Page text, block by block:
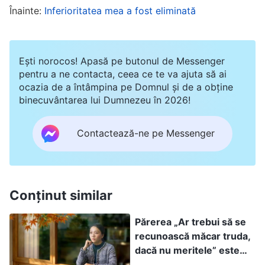
lui Dumnezeu. În acel moment, eram și
arestată de poliție și eram emoționată pentru că
nu mă mai confruntasem cu o asemenea situație
până atunci și nu știam dacă mă voi descurca
grăbit să citesc cuvintele lui Dumnezeu.
Dumnezeu spune: „Nu ar trebui să îți fie frică de
una și de alta; indiferent cu cât de multe
dificultăți și pericole ai putea să te confrunți,
ești în stare să rămâi neclintit înaintea Mea, fără
să te împiedice nimic, pentru ca voia Mea să
poată fi nestingherit îndeplinită. Aceasta este
Înainte: Inferioritatea mea a fost eliminată
Ești norocos! Apasă pe butonul de Messenger
pentru a ne contacta, ceea ce te va ajuta să ai
ocazia de a întâmpina pe Domnul și de a obține
binecuvântarea lui Dumnezeu în 2026!
Contactează-ne pe Messenger
Conținut similar
Părerea „Ar trebui să se
recunoască măcar truda,
dacă nu meritele” este